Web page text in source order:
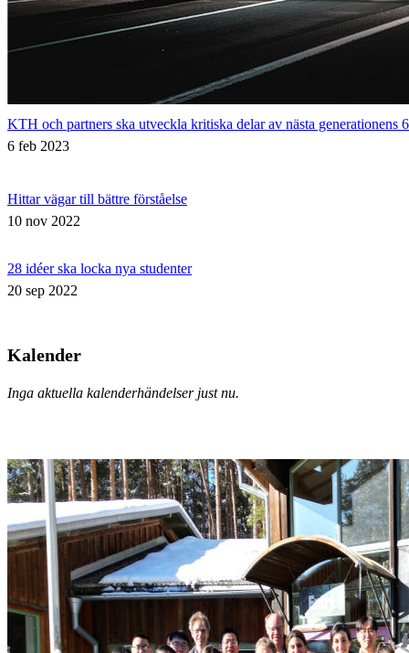
KTH och partners ska utveckla kritiska delar av nästa generationens
6 feb 2023
Hittar vägar till bättre förståelse
10 nov 2022
28 idéer ska locka nya studenter
20 sep 2022
Kalender
Inga aktuella kalenderhändelser just nu.